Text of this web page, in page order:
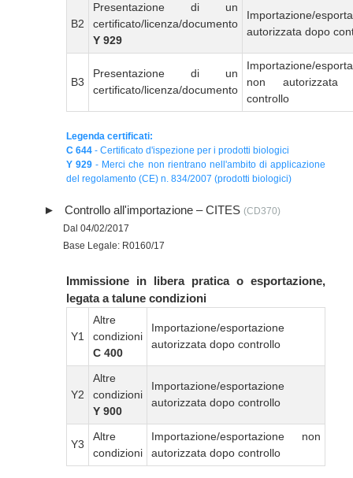
B2
Presentazione di un
certificato/licenza/documento
Y 929
Importazione/
autorizzata dopo
B3
Presentazione di un
certificato/licenza/documento
Importazione/
non autorizzata
controllo
Legenda certificati:
C 644 - Certificato d'ispezione per i prodotti biologici
Y 929 - Merci che non rientrano nell'ambito di applicazione
del regolamento (CE) n. 834/2007 (prodotti biologici)
Controllo all'importazione – CITES (CD370)
Dal 04/02/2017
Base Legale: R0160/17
Immissione in libera pratica o esportazione,
legata a talune condizioni
Y1
Altre
condizioni
C 400
Importazione/esportazione
autorizzata dopo controllo
Y2
Altre
condizioni
Y 900
Importazione/esportazione
autorizzata dopo controllo
Y3
Altre
condizioni
Importazione/esportazione non
autorizzata dopo controllo